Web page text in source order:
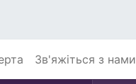
Зв'яжіться з нами